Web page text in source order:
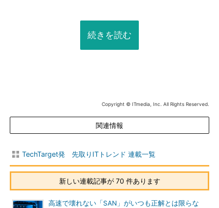
続きを読む
Copyright © ITmedia, Inc. All Rights Reserved.
関連情報
TechTarget発 先取りITトレンド 連載一覧
新しい連載記事が 70 件あります
高速で壊れない「SAN」がいつも正解とは限らな